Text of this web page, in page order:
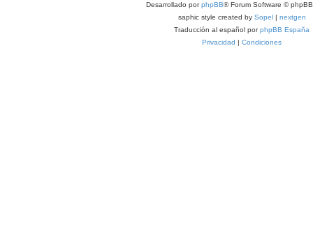
Desarrollado porphpBB® Forum Software ©
saphic style created by Sopel| nextgen
Traducción al español porphpBB España
Privacidad | Condiciones